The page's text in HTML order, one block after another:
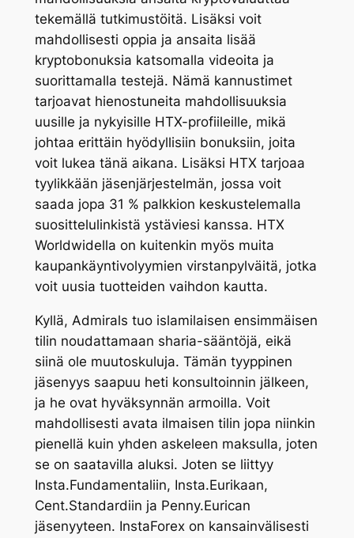
tekemällä tutkimustöitä. Lisäksi voit
mahdollisesti oppia ja ansaita lisää
kryptobonuksia katsomalla videoita ja
suorittamalla testejä. Nämä kannustimet
tarjoavat hienostuneita mahdollisuuksia
uusille ja nykyisille HTX-profiileille, mikä
johtaa erittäin hyödyllisiin bonuksiin, joita
voit lukea tänä aikana. Lisäksi HTX tarjoaa
tyylikkään jäsenjärjestelmän, jossa voit
saada jopa 31 % palkkion keskustelemalla
suosittelulinkistä ystäviesi kanssa. HTX
Worldwidella on kuitenkin myös muita
kaupankäyntivolyymien virstanpylväitä, jotka
voit uusia tuotteiden vaihdon kautta.
Kyllä, Admirals tuo islamilaisen ensimmäisen
tilin noudattamaan sharia-sääntöjä, eikä
siinä ole muutoskuluja. Tämän tyyppinen
jäsenyys saapuu heti konsultoinnin jälkeen,
ja he ovat hyväksynnän armoilla. Voit
mahdollisesti avata ilmaisen tilin jopa niinkin
pienellä kuin yhden askeleen maksulla, joten
se on saatavilla aluksi. Joten se liittyy
Insta.Fundamentaliin, Insta.Eurikaan,
Cent.Standardiin ja Penny.Eurican
jäsenyyteen. InstaForex on kansainvälisesti